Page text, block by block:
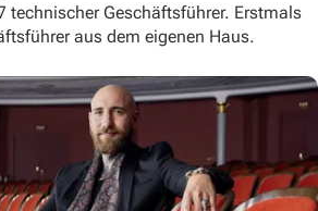
technischer Geschäftsführer. Erstmals
aus dem eigenen Haus.